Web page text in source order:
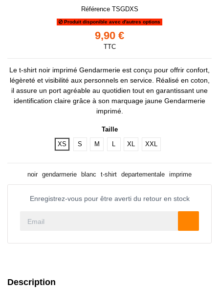
Référence TSGDXS
Produit disponible avec d'autres options
9,90 €
TTC
Le t-shirt noir imprimé Gendarmerie est conçu pour offrir confort,
légèreté et visibilité aux personnels en service. Réalisé en coton,
il assure un port agréable au quotidien tout en garantissant une
identification claire grâce à son marquage jaune Gendarmerie
imprimé.
Taille
XS
S M L XL XXL
noir gendarmerie blanc t-shirt departementale imprime
Enregistrez-vous pour être averti du retour en stock
Description